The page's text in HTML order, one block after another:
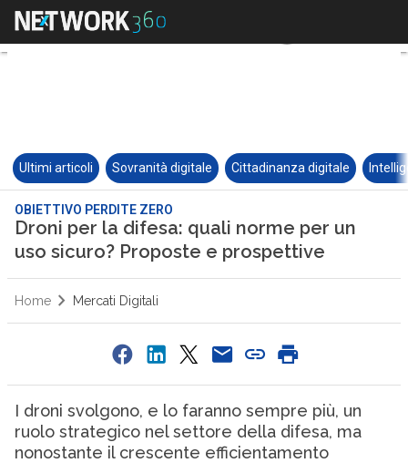
Ultimi articoli Sovranità digitale Cittadinanza digitale
OBIETTIVO PERDITE ZERO
Droni per la difesa: quali norme per un
uso sicuro? Proposte e prospettive
Home Mercati Digitali
I droni svolgono, e lo faranno sempre più, un
ruolo strategico nel settore della difesa, ma
nonostante il crescente efficientamento